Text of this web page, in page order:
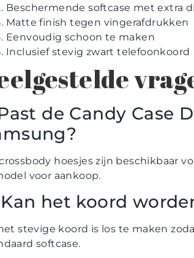
Beschermende softcase met extra
Matte finish tegen vingerafdrukken
Eenvoudig schoon te maken
Inclusief stevig zwart telefoonkoord
de Candy Case
hoesjes zijn beschikbaar
voor aankoop.
het koord
stevige koord is los te maken
softcase.